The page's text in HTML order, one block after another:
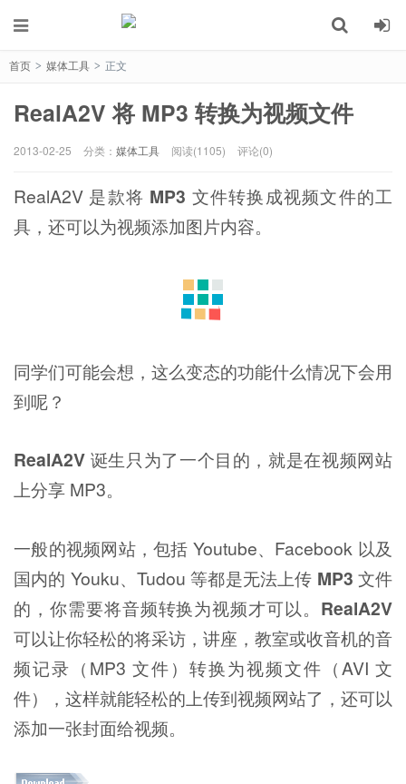
首页 > 媒体工具 > 正文
RealA2V 将 MP3 转换为视频文件
2013-02-25 分类： 媒体工具 阅读(1105) 评论(0)
RealA2V 是款将 MP3 文件转换成视频文件的工
具，还可以为视频添加图片内容。
同学们可能会想，这么变态的功能什么情况下会用
到呢？
RealA2V 诞生只为了一个目的，就是在视频网站
上分享 MP3。
一般的视频网站，包括 Youtube、Facebook 以及
国内的 Youku、Tudou 等都是无法上传 MP3 文件
的，你需要将音频转换为视频才可以。 RealA2V
可以让你轻松的将采访，讲座，教室或收音机的音
频记录（MP3 文件）转换为视频文件（AVI 文
件），这样就能轻松的上传到视频网站了，还可以
添加一张封面给视频。